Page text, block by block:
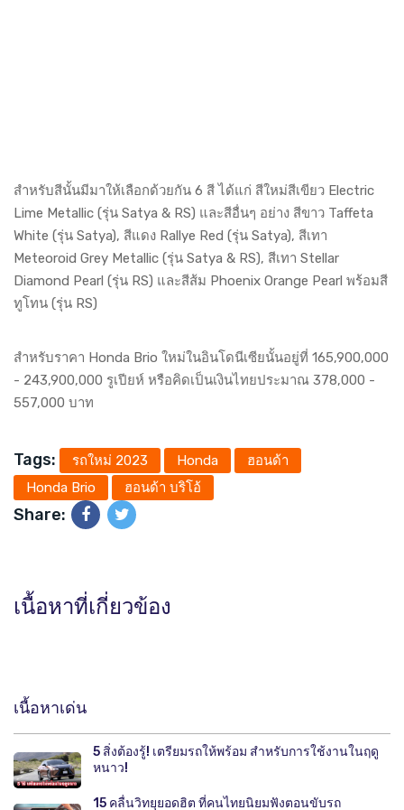
สำหรับสีนั้นมีมาให้เลือกด้วยกัน 6 สี ได้แก่ สีใหม่สีเขียว Electric
Lime Metallic (รุ่น Satya & RS) และสีอื่นๆ อย่าง สีขาว Taffeta
White (รุ่น Satya), สีแดง Rallye Red (รุ่น Satya), สีเทา
Meteoroid Grey Metallic (รุ่น Satya & RS), สีเทา Stellar
Diamond Pearl (รุ่น RS) และสีส้ม Phoenix Orange Pearl พร้อมสี
ทูโทน (รุ่น RS)
สำหรับราคา Honda Brio ใหม่ในอินโดนีเซียนั้นอยู่ที่ 165,900,000
- 243,900,000 รูเปียห์ หรือคิดเป็นเงินไทยประมาณ 378,000 -
557,000 บาท
Tags: รถใหม่ 2023 Honda
ฮอนด้า
Honda Brio
ฮอนด้า บริโอ้
Share:
เนื้อหาที่เกี่ยวข้อง
เนื้อหาเด่น
5 สิ่งต้องรู้! เตรียมรถให้พร้อม สำหรับการใช้งานในฤดู
หนาว!
15 คลื่นวิทยุยอดฮิต ที่คนไทยนิยมฟังตอนขับรถ